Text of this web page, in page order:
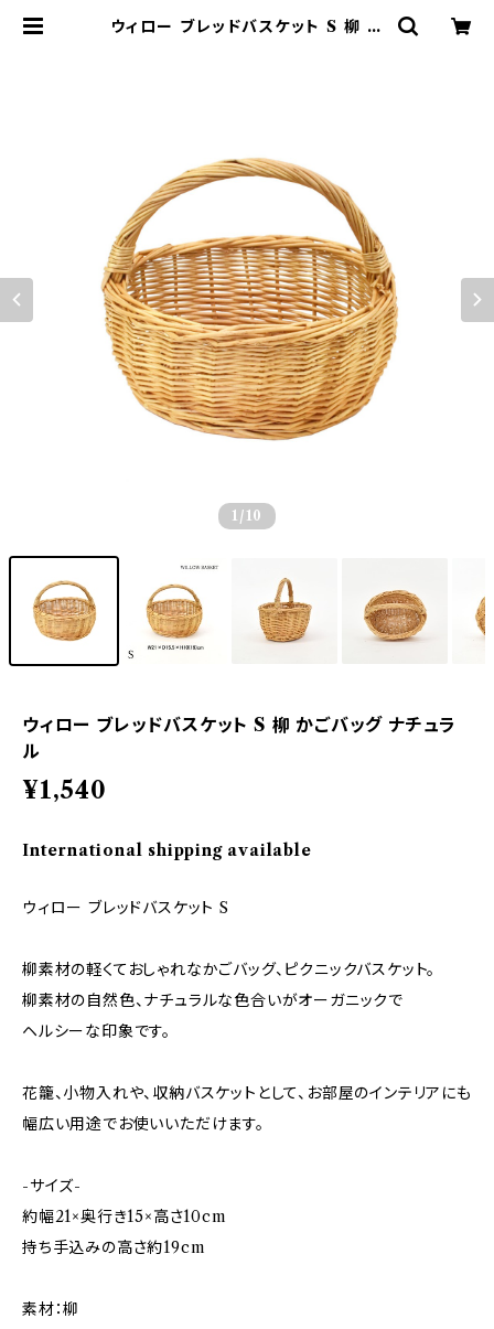
ウィロー ブレッドバスケット S 柳 か
1 /10
ウィロー ブレッドバスケット S 柳 かごバッグ ナチュラ
ル
¥1,540
International shipping available
ウィロー ブレッドバスケット S
柳素材の軽くておしゃれなかごバッグ、ピクニックバスケット。
柳素材の自然色、ナチュラルな色合いがオーガニックで
ヘルシーな印象です。
花籠、小物入れや、収納バスケットとして、お部屋のインテリアにも
幅広い用途でお使いいただけます。
-サイズ-
約幅21×奥行き15×高さ10cm
持ち手込みの高さ約19cm
素材：柳